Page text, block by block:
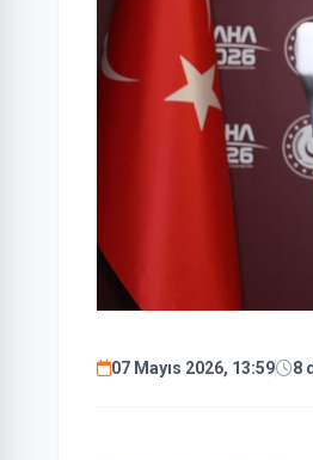
07 Mayıs 2026, 13:59 8